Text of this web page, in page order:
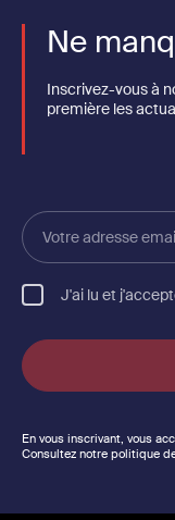
Ne
Inscrivez-vous à
première les
Votre
adresse
email
J'ai lu et
En vous inscrivant, vous
Consultez notre politique